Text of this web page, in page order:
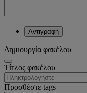
Αντιγραφή
Δημιουργία φακέλου
Tίτλος φακέλου
Προσθέστε tags